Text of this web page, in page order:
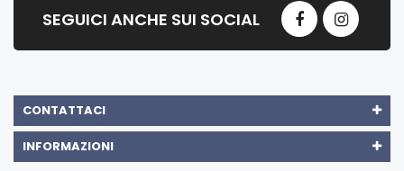
SEGUICI ANCHE SUI SOCIAL
CONTATTACI
INFORMAZIONI